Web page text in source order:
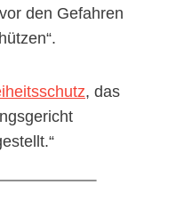
den Gefahren
, das